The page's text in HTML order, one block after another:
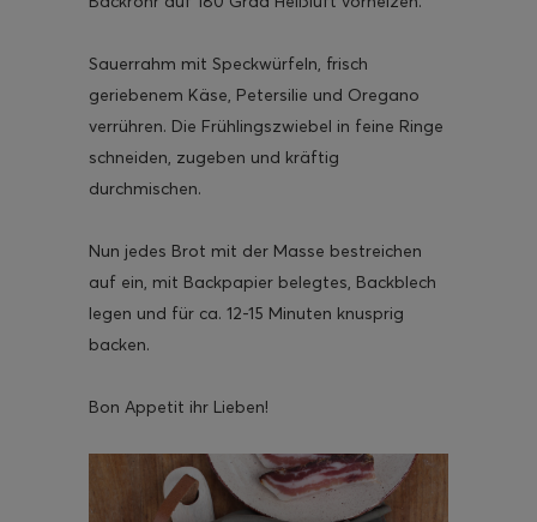
Sauerrahm mit Speckwürfeln, frisch
geriebenem Käse, Petersilie und Oregano
verrühren. Die Frühlingszwiebel in feine Ringe
schneiden, zugeben und kräftig
durchmischen.
Nun jedes Brot mit der Masse bestreichen
auf ein, mit Backpapier belegtes, Backblech
legen und für ca. 12-15 Minuten knusprig
backen.
Bon Appetit ihr Lieben!